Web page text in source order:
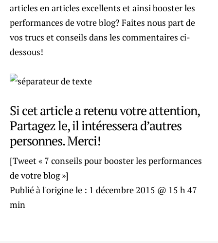
articles en articles excellents et ainsi booster les
performances de votre blog? Faites nous part de
vos trucs et conseils dans les commentaires ci-
dessous!
Si cet article a retenu votre attention,
Partagez le, il intéressera d’autres
personnes. Merci!
[Tweet « 7 conseils pour booster les performances
de votre blog »]
Publié à l'origine le : 1 décembre 2015 @ 15 h 47
min